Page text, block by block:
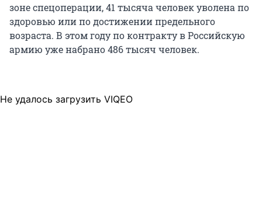
зоне спецоперации, 41 тысяча человек уволена по
здоровью или по достижении предельного
возраста. В этом году по контракту в Российскую
армию уже набрано 486 тысяч человек.
Не удалось загрузить VIQEO